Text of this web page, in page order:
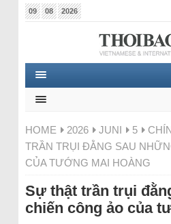
09 08 2026
HOME 2026 JUNI 5
TRẦN TRỤI ĐẰNG SAU
CỦA TƯỚNG MAI HOÀNG
Sự thật trần trụi
chiến công ảo của